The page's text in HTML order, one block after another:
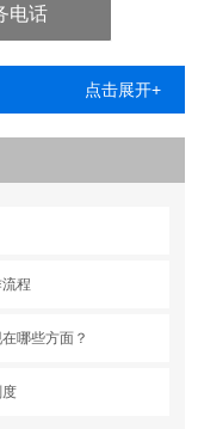
电话
点击展开+
程
哪些方面？